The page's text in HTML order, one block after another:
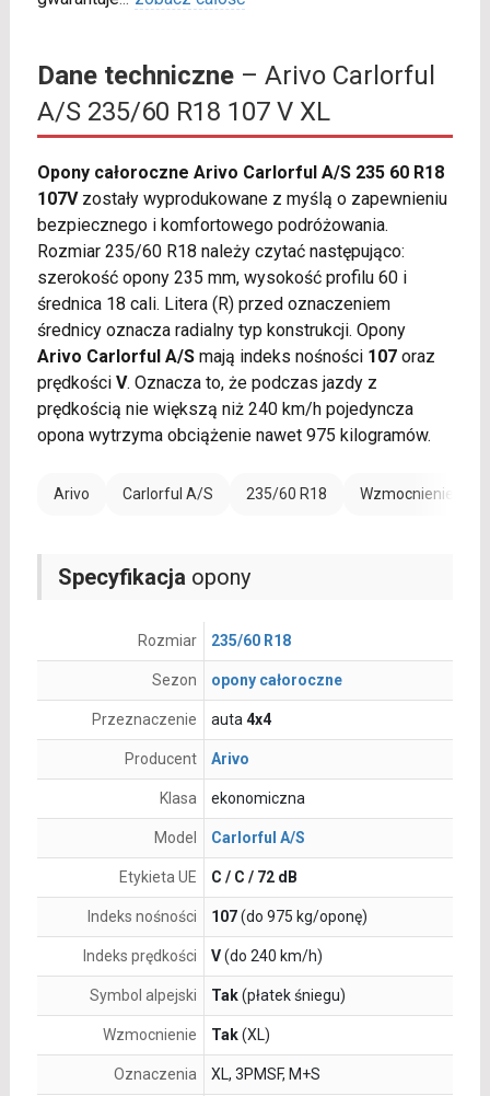
Dane techniczne– Arivo Carlorful
A/S 235/60 R18 107 V XL
Opony całoroczne Arivo Carlorful A/S 235 60 R18
107Vzostały wyprodukowane z myślą o zapewnieniu
bezpiecznego i komfortowego podróżowania.
Rozmiar 235/60 R18 należy czytać następująco:
szerokość opony 235 mm, wysokość profilu 60 i
średnica 18 cali. Litera (R) przed oznaczeniem
średnicy oznacza radialny typ konstrukcji. Opony
Arivo Carlorful A/Smają indeks nośności 107oraz
prędkości V. Oznacza to, że podczas jazdy z
prędkością nie większą niż 240 km/h pojedyncza
opona wytrzyma obciążenie nawet 975 kilogramów.
Arivo Carlorful A/S 235/60 R18 Wzmocnienie (XL)
Specyfikacja opony
Rozmiar 235/60 R18
Sezon opony całoroczne
Przeznaczenie auta 4x4
Producent Arivo
Klasa ekonomiczna
Model Carlorful A/S
Etykieta UE C / C / 72 dB
Indeks nośności 107(do 975 kg/oponę)
Indeks prędkości V(do 240 km/h)
Symbol alpejski Tak(płatek śniegu)
Wzmocnienie Tak(XL)
Oznaczenia XL, 3PMSF, M+S